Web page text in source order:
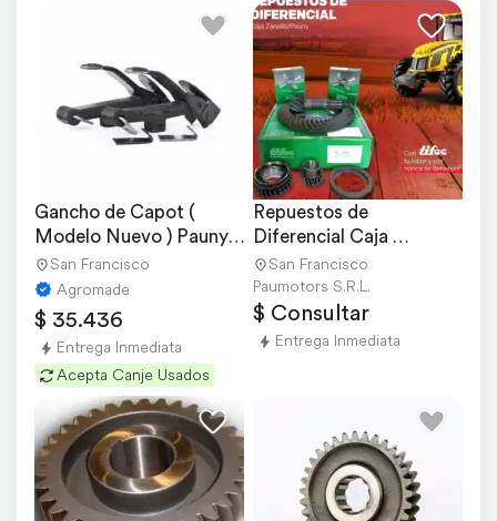
Gancho de Capot (
Modelo Nuevo ) Pauny-
zanello
San Francisco
Agromade
$ 35.436
Entrega Inmediata
Acepta Canje Usados
Repuestos de
Diferencial Caja
Zanello/pauny
San Francisco
Paumotors S.R.L.
$ Consultar
Entrega Inmediata